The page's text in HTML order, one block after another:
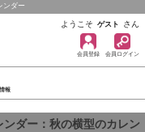
ンダー
ようこそ ゲスト さん
会員登録 会員ログイン
報
ダー：秋の横型のカレン